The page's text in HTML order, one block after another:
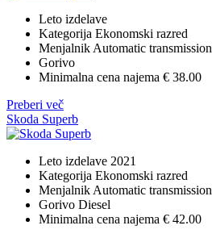
Leto izdelave
Kategorija Ekonomski razred
Menjalnik Automatic transmission
Gorivo
Minimalna cena najema € 38.00
Preberi več
Skoda Superb
Leto izdelave 2021
Kategorija Ekonomski razred
Menjalnik Automatic transmission
Gorivo Diesel
Minimalna cena najema € 42.00